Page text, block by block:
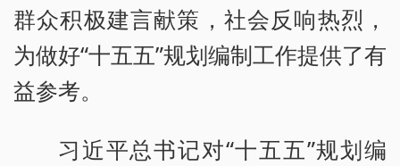
群众积极建言献策，社会反响热烈，
为做好“十五五”规划编制工作提供了有
益参考。
习近平总书记对“十五五”规划编